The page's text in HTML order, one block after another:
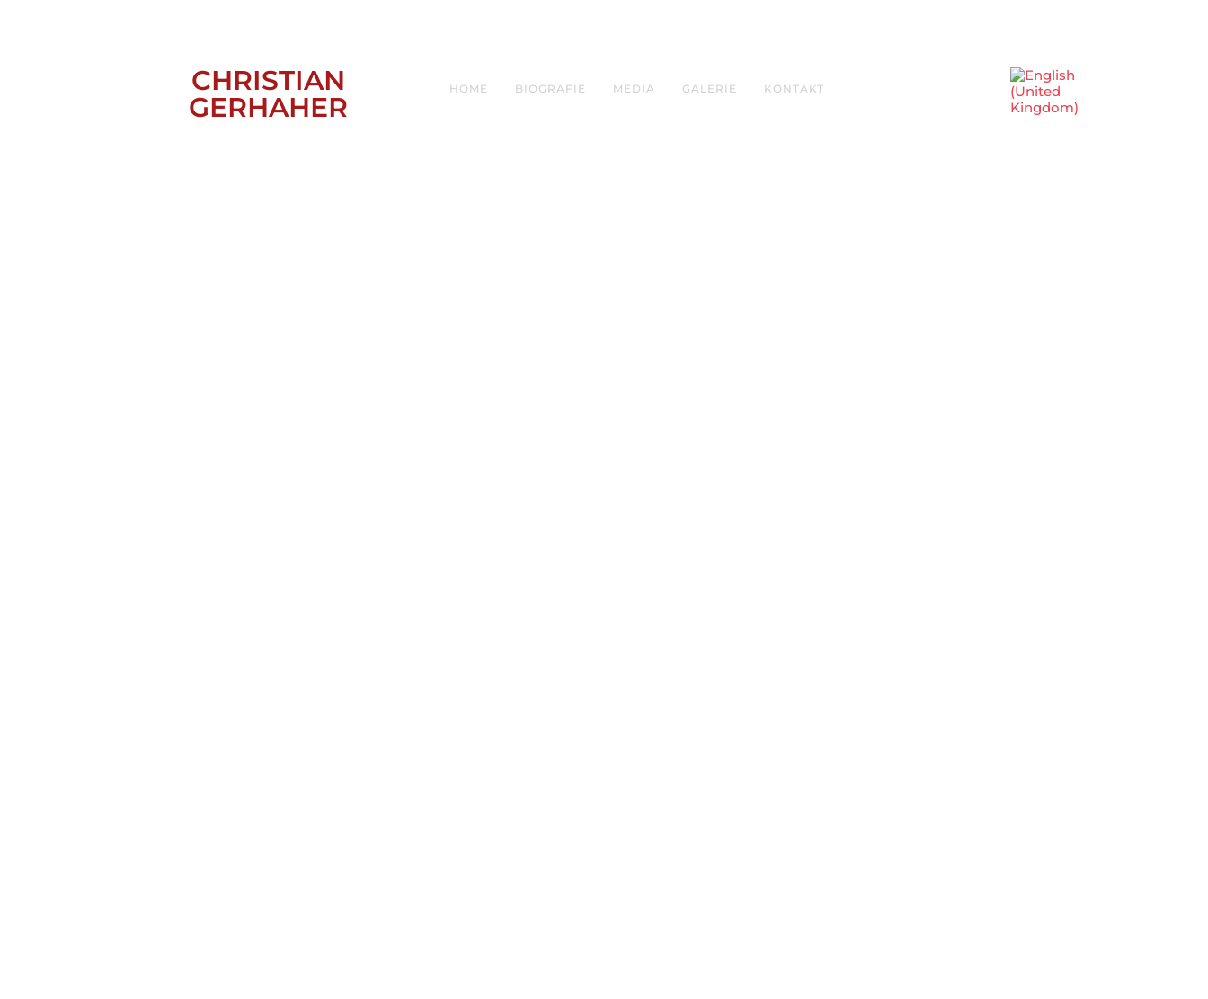
CHRISTIAN
GERHAHER
HOME BIOGRAFIE MEDIA GALERIE KONTAKT
Sprache auswählen